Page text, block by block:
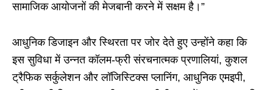
सामाजिक आयोजनों की मेजबानी करने में सक्षम है।”
आधुनिक डिजाइन और स्थिरता पर जोर देते हुए उन्होंने कहा कि
इस सुविधा में उन्नत कॉलम-फ्री संरचनात्मक प्रणालियां, कुशल
ट्रैफिक सर्कुलेशन और लॉजिस्टिक्स प्लानिंग, आधुनिक एमइपी,